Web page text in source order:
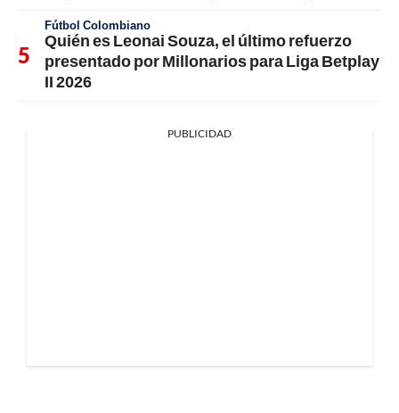
Fútbol Colombiano
Quién es Leonai Souza, el último refuerzo
presentado por Millonarios para Liga Betplay
II 2026
PUBLICIDAD